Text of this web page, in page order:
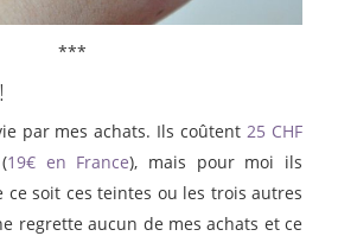
***
par mes achats. Ils coûtent 25 CHF
(19€ en France), mais pour moi ils
soit ces teintes ou les trois autres
regrette aucun de mes achats et ce